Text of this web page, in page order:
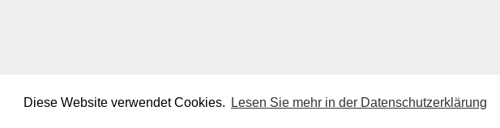
Diese Website verwendet Cookies. Lesen Sie mehr in der Datenschutzerklärung
Datenschutzerklärung